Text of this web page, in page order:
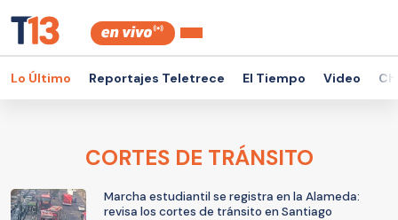
Lo Último Reportajes Teletrece El Tiempo Video
CORTES DE TRÁNSITO
Marcha estudiantil se registra en la Alameda:
revisa los cortes de tránsito en Santiago